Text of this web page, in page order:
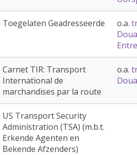
Toegelaten Geadresseerde o.a.
Carnet TIR: Transport
International de
marchandises par la route
o.a.
US Transport Security
Administration (TSA) (m.b.t.
Erkende Agenten en
Bekende Afzenders)